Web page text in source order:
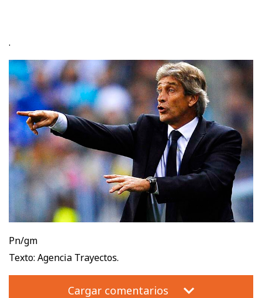
.
Pn/gm
Texto: Agencia Trayectos.
Cargar comentarios